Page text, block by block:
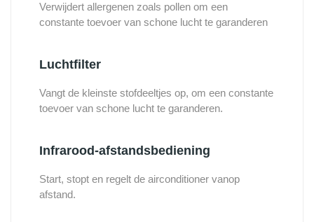
Verwijdert allergenen zoals pollen om een
constante toevoer van schone lucht te garanderen
Luchtfilter
Vangt de kleinste stofdeeltjes op, om een constante
toevoer van schone lucht te garanderen.
Infrarood-afstandsbediening
Start, stopt en regelt de airconditioner vanop
afstand.